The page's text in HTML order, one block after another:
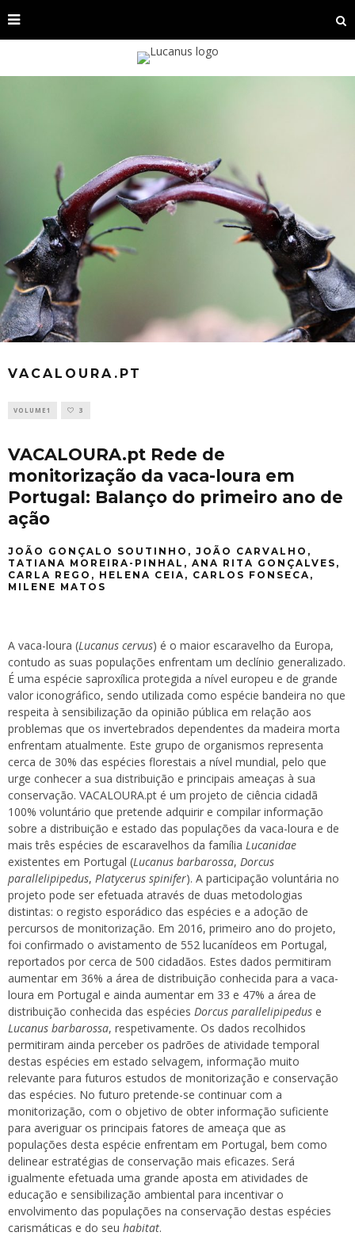
VACALOURA.PT
VOLUME1 3
VACALOURA.pt Rede de
monitorização da vaca-loura em
Portugal: Balanço do primeiro ano de
ação
JOÃO GONÇALO SOUTINHO, JOÃO CARVALHO,
TATIANA MOREIRA-PINHAL, ANA RITA GONÇALVES,
CARLA REGO, HELENA CEIA, CARLOS FONSECA,
MILENE MATOS
A vaca-loura (Lucanus cervus) é o maior escaravelho da Europa,
contudo as suas populações enfrentam um declínio generalizado.
É uma espécie saproxílica protegida a nível europeu e de grande
valor iconográfico, sendo utilizada como espécie bandeira no que
respeita à sensibilização da opinião pública em relação aos
problemas que os invertebrados dependentes da madeira morta
enfrentam atualmente. Este grupo de organismos representa
cerca de 30% das espécies florestais a nível mundial, pelo que
urge conhecer a sua distribuição e principais ameaças à sua
conservação. VACALOURA.pt é um projeto de ciência cidadã
100% voluntário que pretende adquirir e compilar informação
sobre a distribuição e estado das populações da vaca-loura e de
mais três espécies de escaravelhos da família Lucanidae
existentes em Portugal (Lucanus barbarossa, Dorcus
parallelipipedus, Platycerus spinifer). A participação voluntária no
projeto pode ser efetuada através de duas metodologias
distintas: o registo esporádico das espécies e a adoção de
percursos de monitorização. Em 2016, primeiro ano do projeto,
foi confirmado o avistamento de 552 lucanídeos em Portugal,
reportados por cerca de 500 cidadãos. Estes dados permitiram
aumentar em 36% a área de distribuição conhecida para a vaca-
loura em Portugal e ainda aumentar em 33 e 47% a área de
distribuição conhecida das espécies Dorcus parallelipipedus e
Lucanus barbarossa, respetivamente. Os dados recolhidos
permitiram ainda perceber os padrões de atividade temporal
destas espécies em estado selvagem, informação muito
relevante para futuros estudos de monitorização e conservação
das espécies. No futuro pretende-se continuar com a
monitorização, com o objetivo de obter informação suficiente
para averiguar os principais fatores de ameaça que as
populações desta espécie enfrentam em Portugal, bem como
delinear estratégias de conservação mais eficazes. Será
igualmente efetuada uma grande aposta em atividades de
educação e sensibilização ambiental para incentivar o
envolvimento das populações na conservação destas espécies
carismáticas e do seu habitat.